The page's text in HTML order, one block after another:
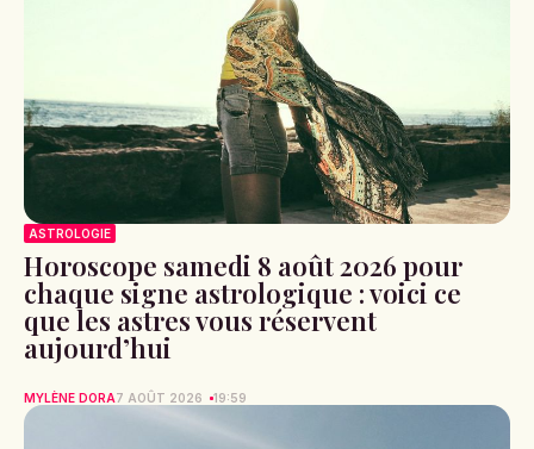
ASTROLOGIE
Horoscope samedi 8 août 2026 pour
chaque signe astrologique : voici ce
que les astres vous réservent
aujourd’hui
MYLÈNE DORA7 AOÛT 2026 19:59